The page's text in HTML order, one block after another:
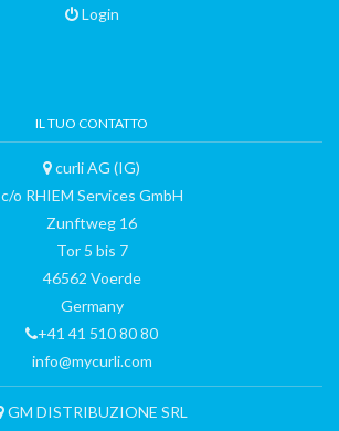
Login
IL TUO CONTATTO
curli AG (IG)
c/o RHIEM Services GmbH
Zunftweg 16
Tor 5 bis 7
46562 Voerde
Germany
+41 41 510 80 80
info@mycurli.com
GM DISTRIBUZIONE SRL